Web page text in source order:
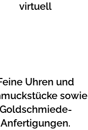
virtuell
Uhren und
sowie
Goldschmiede-
Anfertigungen.